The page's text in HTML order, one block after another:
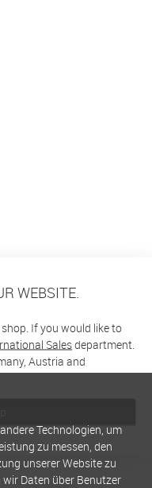
WEBSITE.
If you would like to
Salesdepartment.
Austria and
Technologien, um
zu messen, den
unserer Website zu
Daten über Benutzer